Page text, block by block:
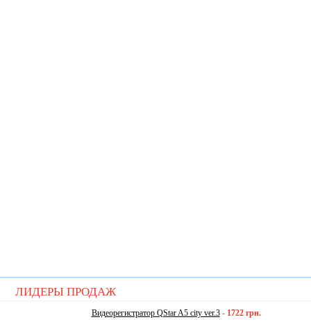
ЛИДЕРЫ ПРОДАЖ
Видеорегистратор QStar A5 city ver.3- 1722 грн.